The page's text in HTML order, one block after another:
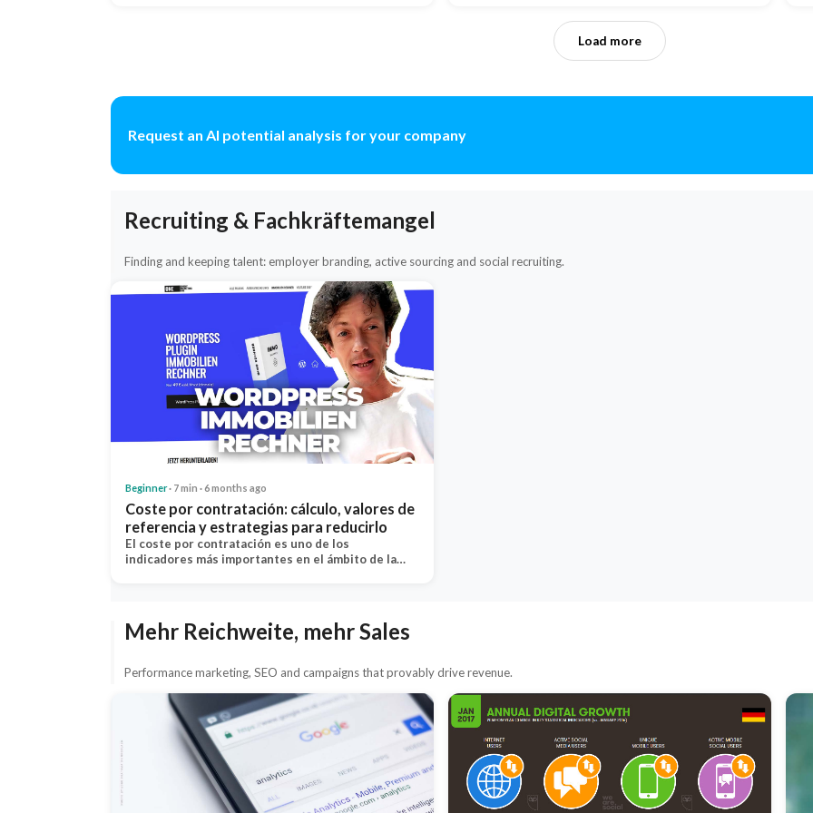
Load more
Request an AI potential analysis for your company
Recruiting & Fachkräftemangel
Finding and keeping talent: employer branding, active sourcing and social recruiting.
Beginner· 7 min · 6 months ago
Coste por contratación: cálculo, valores de
referencia y estrategias para reducirlo
El coste por contratación es uno de los
indicadores más importantes en el ámbito de la…
Mehr Reichweite, mehr Sales
Performance marketing, SEO and campaigns that provably drive revenue.